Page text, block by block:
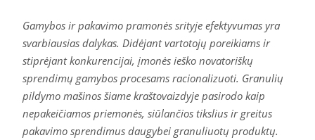
Gamybos ir pakavimo pramonės srityje efektyvumas yra
svarbiausias dalykas. Didėjant vartotojų poreikiams ir
stiprėjant konkurencijai, įmonės ieško novatoriškų
sprendimų gamybos procesams racionalizuoti. Granulių
pildymo mašinos šiame kraštovaizdyje pasirodo kaip
nepakeičiamos priemonės, siūlančios tikslius ir greitus
pakavimo sprendimus daugybei granuliuotų produktų.